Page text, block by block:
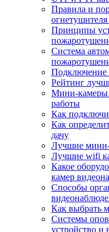
Правила и
Принципы
Система
Подключение
Рейтинг
Мини-камеры
работы
Как
Как
дачу
Лучшие мини-
Лучшие wifi
Какое
камер
Способы
Как выбрать
Системы
устройство и